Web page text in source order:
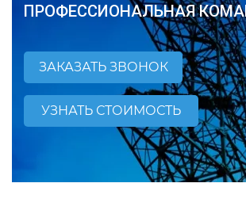
ПРОФЕССИОНАЛЬНАЯ
ЗАКАЗАТЬ ЗВОНОК
УЗНАТЬ СТОИМОСТЬ